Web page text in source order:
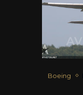
Boeing